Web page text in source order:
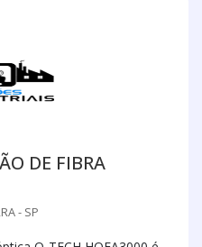
DE FIBRA
- SP